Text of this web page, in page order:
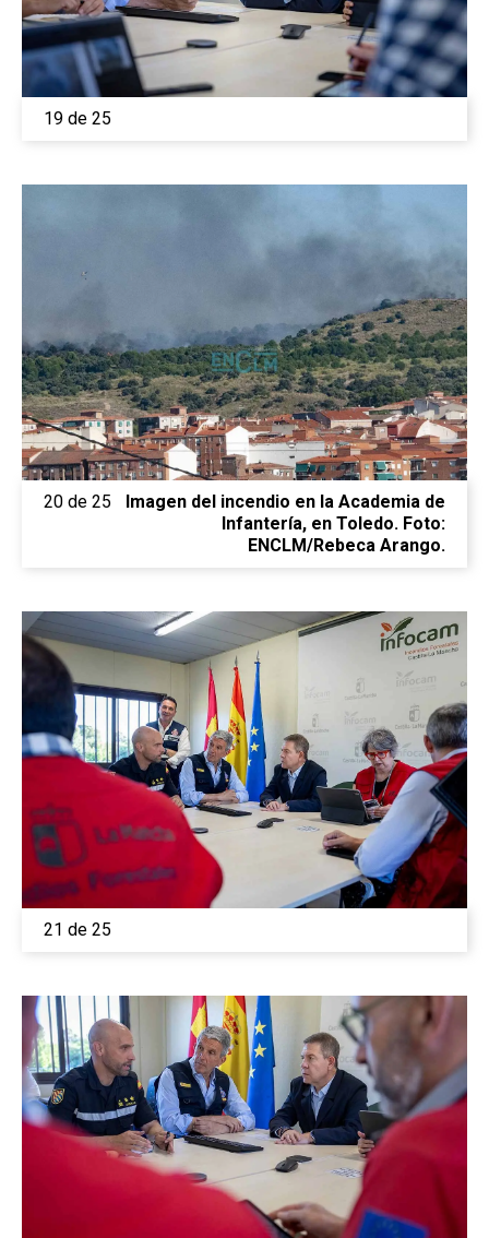
19 de 25
20 de 25
Imagen del incendio en la Academia de
Infantería, en Toledo. Foto:
ENCLM/Rebeca Arango.
21 de 25